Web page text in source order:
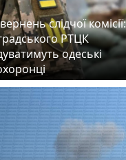
слідчої комісії:
РТЦК
одеські